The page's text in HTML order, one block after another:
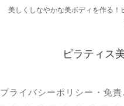
美しくしなやかな美ボディを作る！
ピラティス
プ